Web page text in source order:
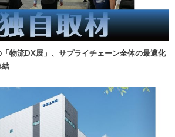
「物流DX展」、サプライチェーン全体の最適化
結